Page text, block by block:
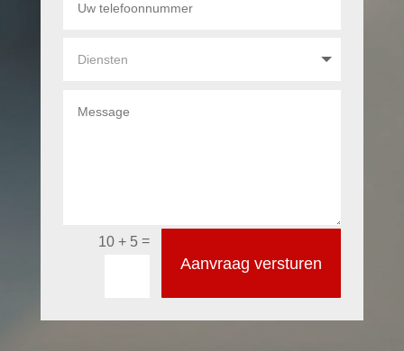
10 + 5=
Aanvraag versturen